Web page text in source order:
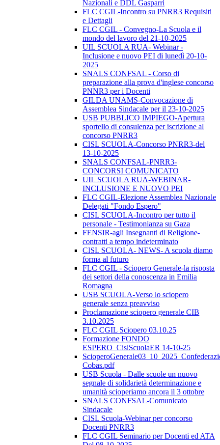
Nazionali e DDL Gasparri
FLC CGIL-Incontro su PNRR3 Requisiti
e Dettagli
FLC CGIL - Convegno-La Scuola e il
mondo del lavoro del 21-10-2025
UIL SCUOLA RUA- Webinar -
Inclusione e nuovo PEI di lunedì 20-10-
2025
SNALS CONFSAL - Corso di
preparazione alla prova d'inglese concorso
PNNR3 per i Docenti
GILDA UNAMS-Convocazione di
Assemblea Sindacale per il 23-10-2025
USB PUBBLICO IMPIEGO-Apertura
sportello di consulenza per iscrizione al
concorso PNRR3
CISL SCUOLA-Concorso PNRR3-del
13-10-2025
SNALS CONFSAL-PNRR3-
CONCORSI COMUNICATO
UIL SCUOLA RUA-WEBINAR-
INCLUSIONE E NUOVO PEI
FLC CGIL-Elezione Assemblea Nazionale
Delegati "Fondo Espero"
CISL SCUOLA-Incontro per tutto il
personale - Testimonianza su Gaza
FENSIR-agli Insegnanti di Religione-
contratti a tempo indeterminato
CISL SCUOLA- NEWS- A scuola diamo
forma al futuro
FLC CGIL - Sciopero Generale-la risposta
dei settori della conoscenza in Emilia
Romagna
USB SCUOLA-Verso lo sciopero
generale senza preavviso
Proclamazione sciopero generale CIB
3.10.2025
FLC CGIL Sciopero 03.10.25
Formazione FONDO
ESPERO_CislScuolaER 14-10-25
Cobas.pdf
USB Scuola - Dalle scuole un nuovo
segnale di solidarietà determinazione e
umanità scioperiamo ancora il 3 ottobre
SNALS CONFSAL-Comunicato
Sindacale
CISL Scuola-Webinar per concorso
Docenti PNRR3
FLC CGIL Seminario per Docenti ed ATA